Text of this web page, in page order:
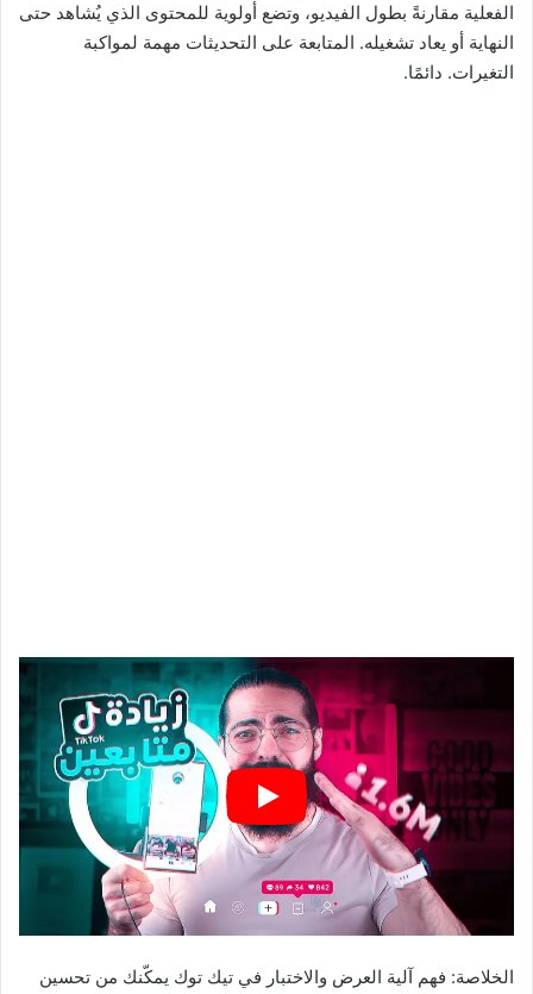
الفعلية مقارنةً بطول الفيديو، وتضع أولوية للمحتوى الذي يُشاهد حتى
النهاية أو يعاد تشغيله. المتابعة على التحديثات مهمة لمواكبة
التغيرات. دائمًا.
الخلاصة: فهم آلية العرض والاختبار في تيك توك يمكّنك من تحسين